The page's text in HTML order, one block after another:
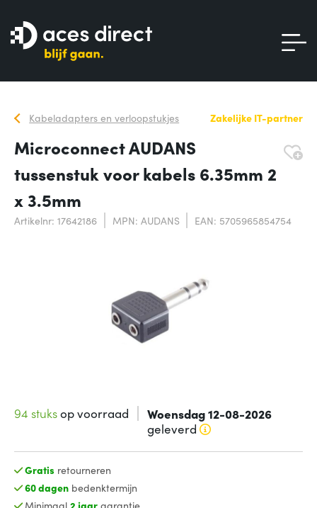
Kabeladapters en verloopstukjes Zakelijke IT-partner
Microconnect AUDANS
tussenstuk voor kabels 6.35mm 2
x 3.5mm
Artikelnr: 17642186 MPN: AUDANS EAN: 5705965854754
94 stuksop voorraad Woensdag 12-08-2026
geleverd
Gratis retourneren
60 dagenbedenktermijn
Minimaal 2 jaargarantie